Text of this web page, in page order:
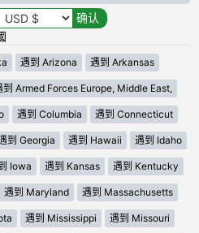
遇到 Arizona 遇到 Arkansas
到 Armed Forces Europe, Middle East,
遇到 Columbia 遇到 Connecticut
到 Georgia 遇到 Hawaii 遇到 Idaho
Iowa 遇到 Kansas 遇到 Kentucky
遇到 Maryland 遇到 Massachusetts
遇到 Mississippi 遇到 Missouri